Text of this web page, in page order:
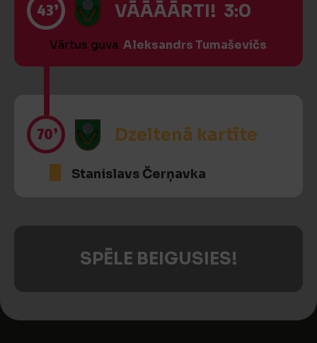
43’ VĀĀĀĀRTI! 3:0
Vārtus guva Aleksandrs Tumaševičs
70’ Dzeltenā kartīte
Stanislavs Čerņavka
SPĒLE BEIGUSIES!